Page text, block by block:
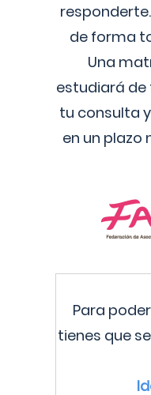
de forma
Una
estudiará
tu consulta
en un plazo
Para
tienes que